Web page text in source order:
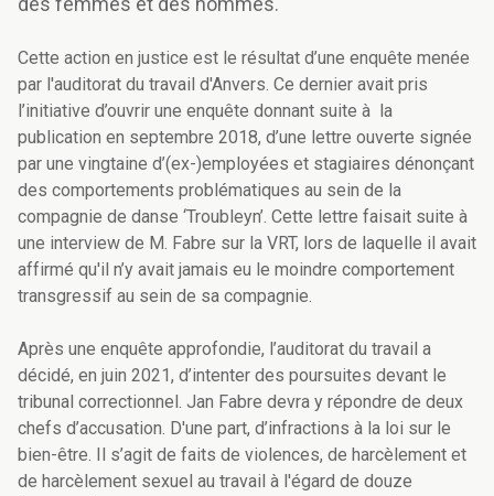
Cette action en justice est le résultat d’une enquête menée
par l'auditorat du travail d'Anvers. Ce dernier avait pris
l’initiative d’ouvrir une enquête donnant suite à la
publication en septembre 2018, d’une lettre ouverte signée
par une vingtaine d’(ex-)employées et stagiaires dénonçant
des comportements problématiques au sein de la
compagnie de danse ‘Troubleyn’. Cette lettre faisait suite à
une interview de M. Fabre sur la VRT, lors de laquelle il avait
affirmé qu'il n’y avait jamais eu le moindre comportement
transgressif au sein de sa compagnie.
Après une enquête approfondie, l’auditorat du travail a
décidé, en juin 2021, d’intenter des poursuites devant le
tribunal correctionnel . Jan Fabre devra y répondre de deux
chefs d’accusation. D'une part, d’infractions à la loi sur le
bien-être. Il s’agit de faits de violences, de harcèlement et
de harcèlement sexuel au travail à l'égard de douze